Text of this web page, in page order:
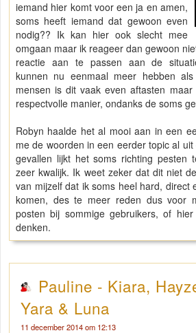
iemand hier komt voor een ja en amen,
soms heeft iemand dat gewoon even
nodig?? Ik kan hier ook slecht mee
omgaan maar ik reageer dan gewoon
reactie aan te passen aan de
kunnen nu eenmaal meer hebben
mensen is dit vaak even aftasten
respectvolle manier, ondanks de soms
Robyn haalde het al mooi aan in een
me de woorden in een eerder topic al
gevallen lijkt het soms richting pesten
zeer kwalijk. Ik weet zeker dat dit niet
van mijzelf dat ik soms heel hard, direct
komen, des te meer reden dus voor
posten bij sommige gebruikers, of
denken.
Pauline - Kiara,
Yara & Luna
11 december 2014 om 12:13